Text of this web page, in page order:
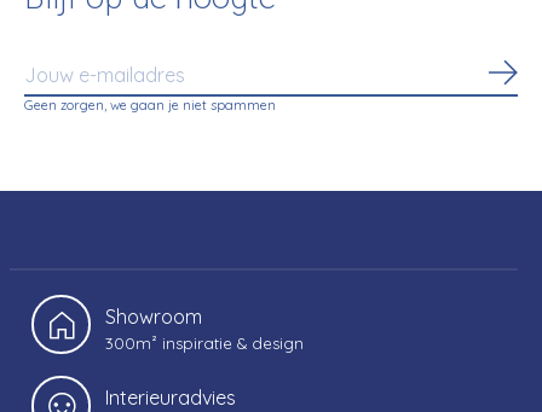
Geen zorgen, we gaan je niet spammen
Showroom
300m² inspiratie & design
Interieuradvies